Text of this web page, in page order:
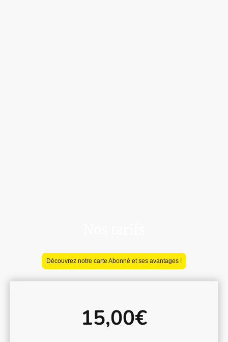
Découvrez notre carte Abonné et ses avantages !
15,00€